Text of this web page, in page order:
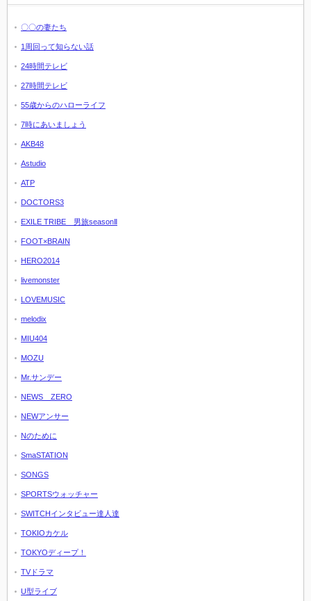
〇〇の妻たち
1周回って知らない話
24時間テレビ
27時間テレビ
55歳からのハローライフ
7時にあいましょう
AKB48
Astudio
ATP
DOCTORS3
EXILE TRIBE 男旅seasonⅡ
FOOT×BRAIN
HERO2014
livemonster
LOVEMUSIC
melodix
MIU404
MOZU
Mr.サンデー
NEWS ZERO
NEWアンサー
Nのために
SmaSTATION
SONGS
SPORTSウォッチャー
SWITCHインタビュー達人達
TOKIOカケル
TOKYOディープ！
TVドラマ
U型ライブ